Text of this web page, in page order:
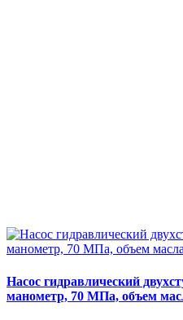
Насос гидравлический
манометр, 70 МПа, объем